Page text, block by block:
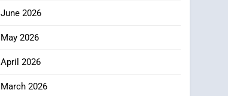
June 2026
May 2026
April 2026
March 2026